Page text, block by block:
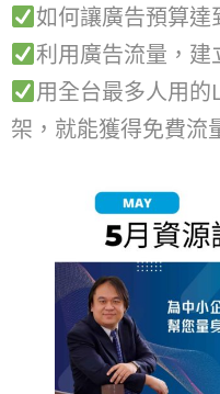
如何讓廣告預算達
利用廣告流量，建
用全台最多人用的
架，就能獲得免費流